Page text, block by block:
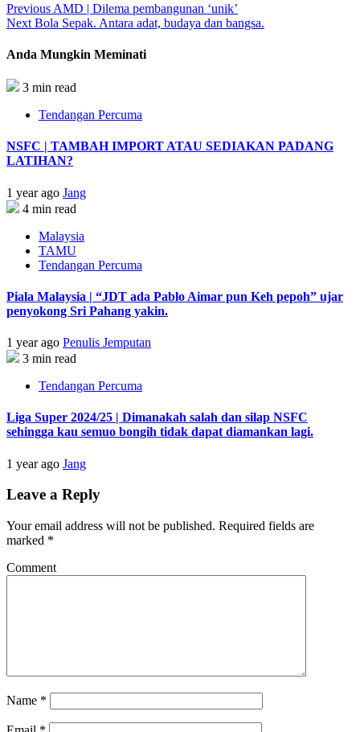
Previous AMD | Dilema pembangunan ‘unik’
Next Bola Sepak. Antara adat, budaya dan bangsa.
Anda Mungkin Meminati
3 min read
Tendangan Percuma
NSFC | TAMBAH IMPORT ATAU SEDIAKAN PADANG
LATIHAN?
1 year ago Jang
4 min read
Malaysia
TAMU
Tendangan Percuma
Piala Malaysia | “JDT ada Pablo Aimar pun Keh pepoh” ujar
penyokong Sri Pahang yakin.
1 year ago Penulis Jemputan
3 min read
Tendangan Percuma
Liga Super 2024/25 | Dimanakah salah dan silap NSFC
sehingga kau semuo bongih tidak dapat diamankan lagi.
1 year ago Jang
Leave a Reply
Your email address will not be published. Required fields are
marked *
Comment
Name *